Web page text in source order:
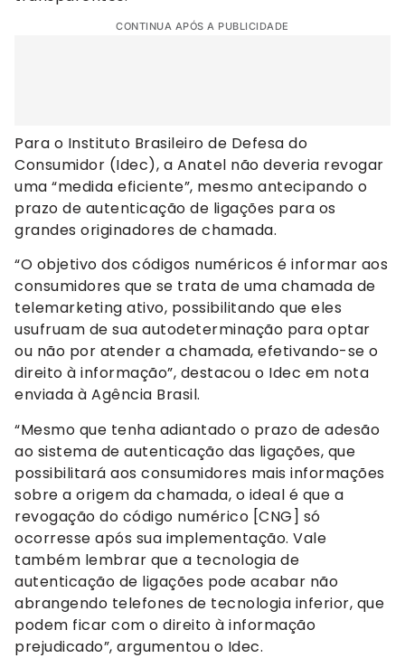
CONTINUA APÓS A PUBLICIDADE
Para o Instituto Brasileiro de Defesa do
Consumidor (Idec), a Anatel não deveria revogar
uma “medida eficiente”, mesmo antecipando o
prazo de autenticação de ligações para os
grandes originadores de chamada.
“O objetivo dos códigos numéricos é informar aos
consumidores que se trata de uma chamada de
telemarketing ativo, possibilitando que eles
usufruam de sua autodeterminação para optar
ou não por atender a chamada, efetivando-se o
direito à informação”, destacou o Idec em nota
enviada à Agência Brasil.
“Mesmo que tenha adiantado o prazo de adesão
ao sistema de autenticação das ligações, que
possibilitará aos consumidores mais informações
sobre a origem da chamada, o ideal é que a
revogação do código numérico [CNG] só
ocorresse após sua implementação. Vale
também lembrar que a tecnologia de
autenticação de ligações pode acabar não
abrangendo telefones de tecnologia inferior, que
podem ficar com o direito à informação
prejudicado”, argumentou o Idec.